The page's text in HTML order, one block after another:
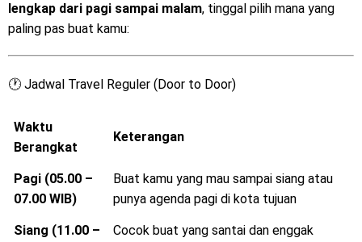
lengkap dari pagi sampai malam, tinggal pilih mana yang
paling pas buat kamu:
🕐 Jadwal Travel Reguler (Door to Door)
Waktu
Berangkat
Keterangan
Pagi (05.00 –
07.00 WIB)
Buat kamu yang mau sampai siang atau
punya agenda pagi di kota tujuan
Siang (11.00 –
Cocok buat yang santai dan enggak